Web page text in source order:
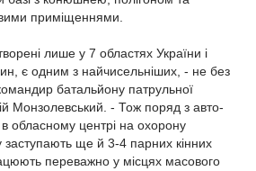
приміщеннями.
лише у 7 областях України і
є одним з найчисельніших, - не без
батальйону патрульної
Монзолевський. - Тож поряд з авто-
обласному центрі на охорону
заступають ще й 3-4 парних кінних
переважно у місцях масового